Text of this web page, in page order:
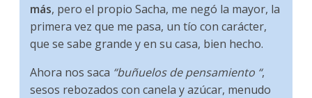
más, pero el propio Sacha, me negó la mayor, la
primera vez que me pasa, un tío con carácter,
que se sabe grande y en su casa, bien hecho.
Ahora nos saca “buñuelos de pensamiento “,
sesos rebozados con canela y azúcar, menudo